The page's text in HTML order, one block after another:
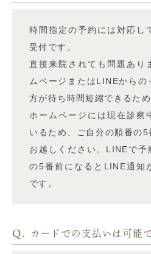
時間指定の予約には対応し
受付です。
直接来院されても問題あり
ムページまたはLINEから
方が待ち時間短縮できるた
ホームページには現在診察
いるため、ご自分の順番の
お越しください。LINEで予
の5番前になるとLINE通知
です。
Q. カードでの支払いは可能